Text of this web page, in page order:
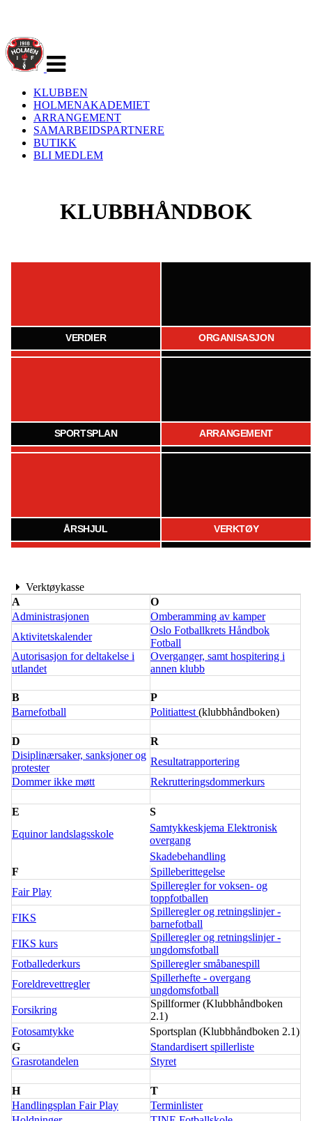
navigasjon
KLUBBEN
HOLMENAKADEMIET
ARRANGEMENT
SAMARBEIDSPARTNERE
BUTIKK
BLI MEDLEM
KLUBBHÅNDBOK
VERDIER ORGANISASJON
SPORTSPLAN ARRANGEMENT
ÅRSHJUL VERKTØY
Verktøykasse
A
O
Administrasjonen
Omberamming av kamper
Aktivitetskalender
Oslo Fotballkrets Håndbok
Fotball
Autorisasjon for deltakelse i
utlandet
Overganger, samt hospitering i
annen klubb
B
P
Barnefotball
Politiattest (klubbhåndboken)
D
R
Disiplinærsaker, sanksjoner og
protester
Resultatrapportering
Dommer ikke møtt
Rekrutteringsdommerkurs
E
S
Equinor landslagsskole
Samtykkeskjema Elektronisk
overgang
Skadebehandling
F
Spilleberittegelse
Fair Play
Spilleregler for voksen- og
toppfotballen
FIKS
Spilleregler og retningslinjer -
barnefotball
FIKS kurs
Spilleregler og retningslinjer -
ungdomsfotball
Fotballederkurs
Spilleregler småbanespill
Foreldrevettregler
Spillerhefte - overgang
ungdomsfotball
Forsikring
Spillformer (Klubbhåndboken
2.1)
Fotosamtykke
Sportsplan (Klubbhåndboken 2.1)
G
Standardisert spillerliste
Grasrotandelen
Styret
H
T
Handlingsplan Fair Play
Terminlister